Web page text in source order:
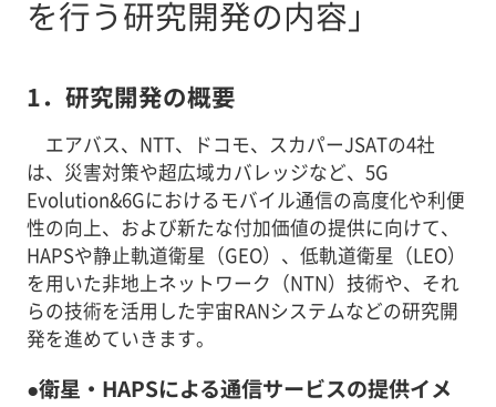
を行う研究開発の内容」
1．研究開発の概要
エアバス、NTT、ドコモ、スカパーJSATの4社
は、災害対策や超広域カバレッジなど、5G
Evolution&6Gにおけるモバイル通信の高度化や利便
性の向上、および新たな付加価値の提供に向けて、
HAPSや静止軌道衛星（GEO）、低軌道衛星（LEO）
を用いた非地上ネットワーク（NTN）技術や、それ
らの技術を活用した宇宙RANシステムなどの研究開
発を進めていきます。
●衛星・HAPSによる通信サービスの提供イメ